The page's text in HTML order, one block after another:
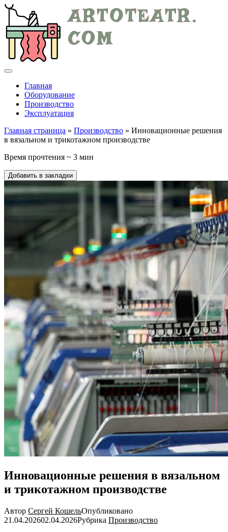
Главная
Оборудование
Производство
Эксплуатация
Главная страница » Производство » Инновационные решения
в вязальном и трикотажном производстве
Время прочтения ~ 3 мин
Добавить в закладки
Инновационные решения в вязальном
и трикотажном производстве
Автор Сергей КошельОпубликовано
21.04.202602.04.2026Рубрика Производство